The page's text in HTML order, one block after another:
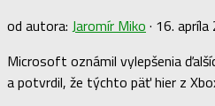
od autora: Jaromír Miko · 16. apríla
Microsoft oznámil vylepšenia
a potvrdil, že týchto päť hier z